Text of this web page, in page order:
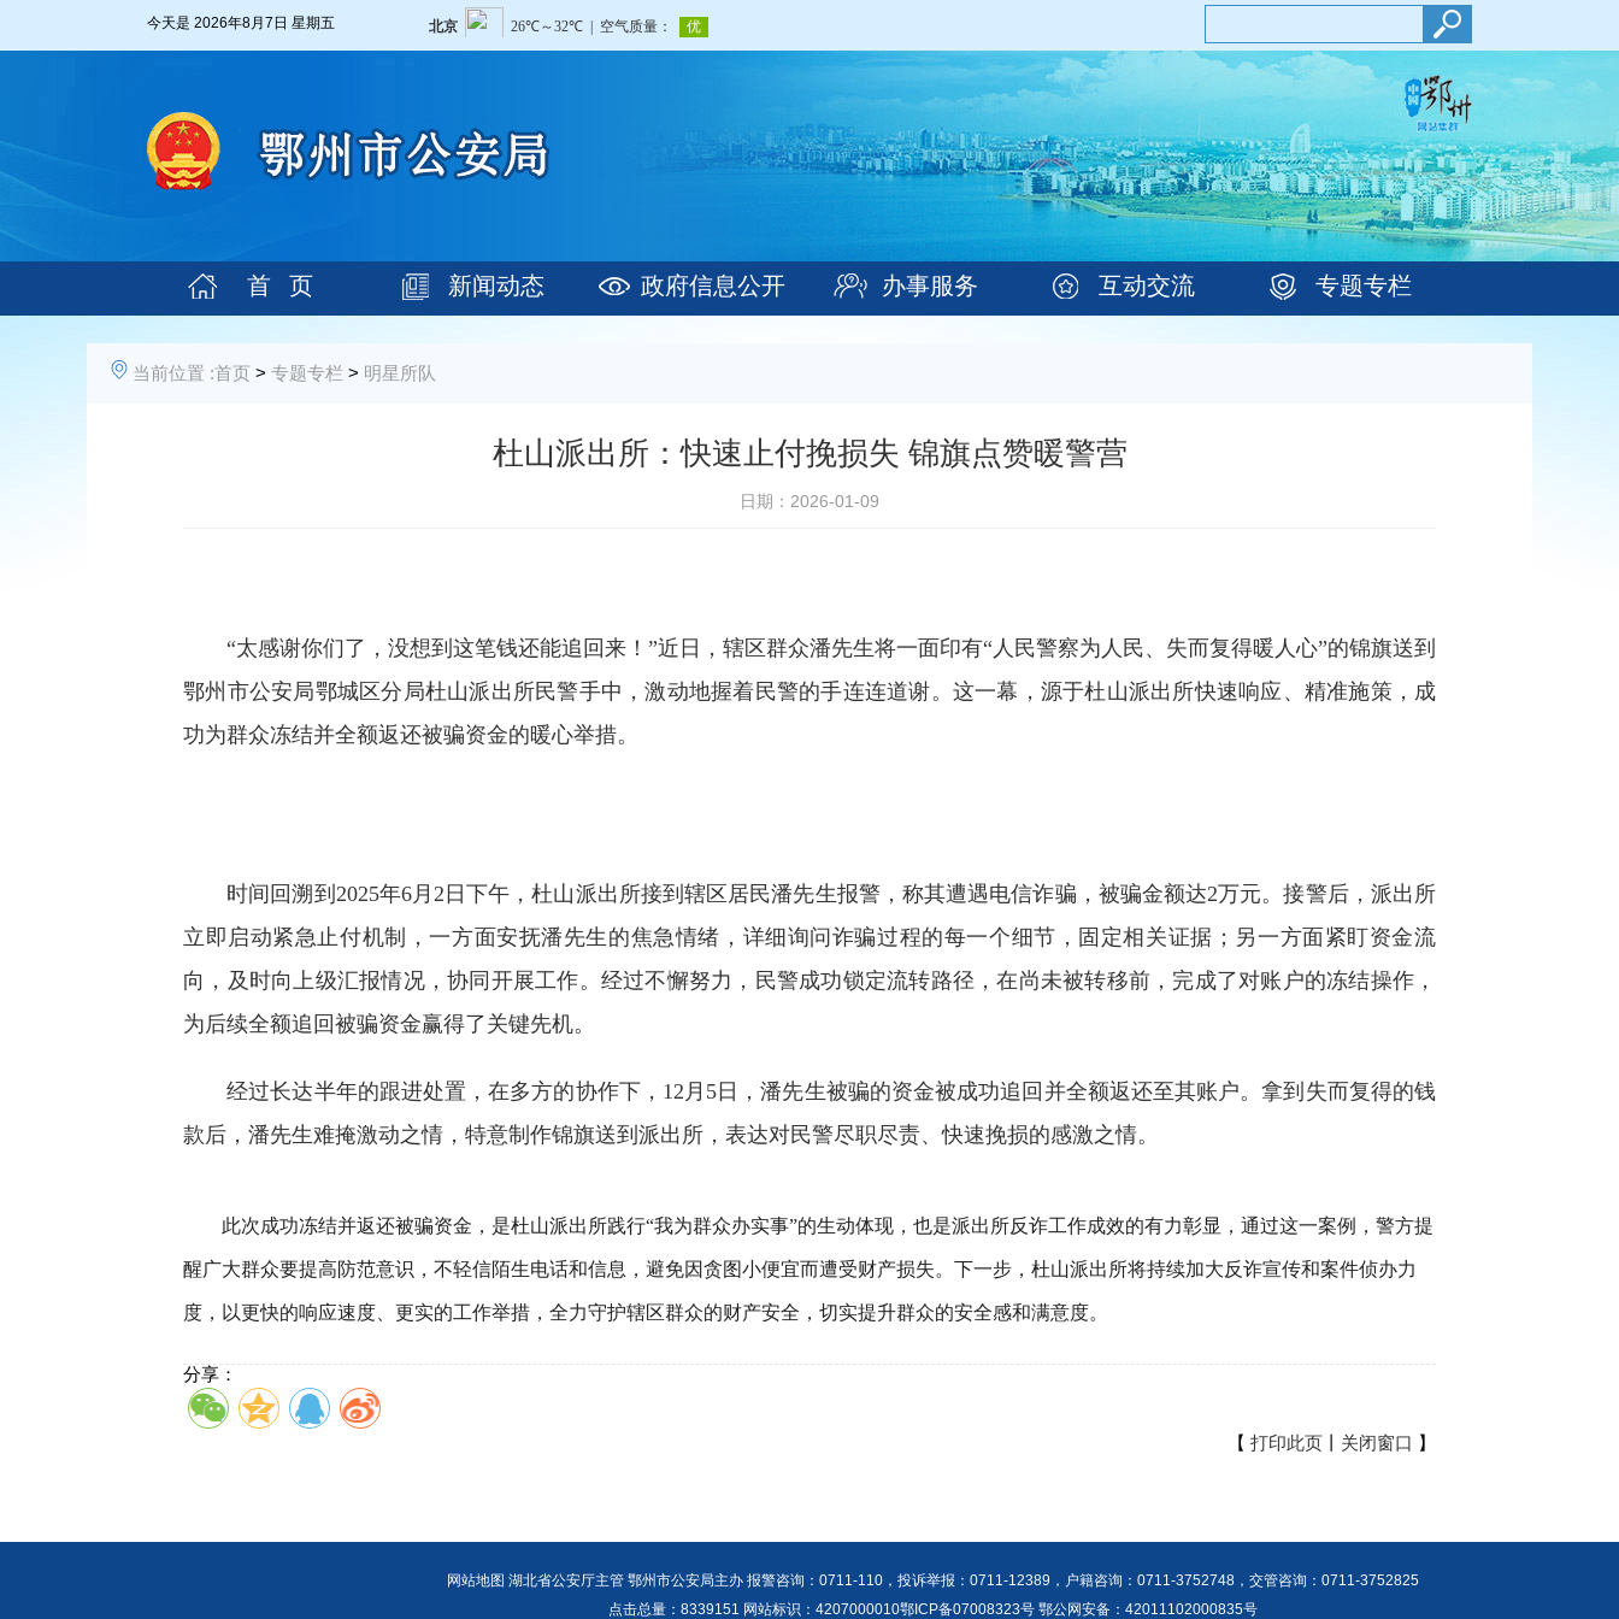
今天是 2026年8月7日 星期五
首 页 新闻动态 政府信息公开 办事服务 互动交流 专题专栏
当前位置 :首页 > 专题专栏 > 明星所队
杜山派出所：快速止付挽损失 锦旗点赞暖警营
日期：2026-01-09
“太感谢你们了，没想到这笔钱还能追回来！”近日，辖区群众潘先生将一面印有“人民警察为人民、失而复得暖人心”的锦旗送到
鄂州市公安局鄂城区分局杜山派出所民警手中，激动地握着民警的手连连道谢。这一幕，源于杜山派出所快速响应、精准施策，成
功为群众冻结并全额返还被骗资金的暖心举措。
时间回溯到2025年6月2日下午，杜山派出所接到辖区居民潘先生报警，称其遭遇电信诈骗，被骗金额达2万元。接警后，派出所
立即启动紧急止付机制，一方面安抚潘先生的焦急情绪，详细询问诈骗过程的每一个细节，固定相关证据；另一方面紧盯资金流
向，及时向上级汇报情况，协同开展工作。经过不懈努力，民警成功锁定流转路径，在尚未被转移前，完成了对账户的冻结操作，
为后续全额追回被骗资金赢得了关键先机。
经过长达半年的跟进处置，在多方的协作下，12月5日，潘先生被骗的资金被成功追回并全额返还至其账户。拿到失而复得的钱
款后，潘先生难掩激动之情，特意制作锦旗送到派出所，表达对民警尽职尽责、快速挽损的感激之情。
此次成功冻结并返还被骗资金，是杜山派出所践行“我为群众办实事”的生动体现，也是派出所反诈工作成效的有力彰显，通过这一案例，警方提
醒广大群众要提高防范意识，不轻信陌生电话和信息，避免因贪图小便宜而遭受财产损失。下一步，杜山派出所将持续加大反诈宣传和案件侦办力
度，以更快的响应速度、更实的工作举措，全力守护辖区群众的财产安全，切实提升群众的安全感和满意度。
分享：
【 打印此页 关闭窗口 】
网站地图 湖北省公安厅主管 鄂州市公安局主办 报警咨询：0711-110，投诉举报：0711-12389，户籍咨询：0711-3752748，交管咨询：0711-3752825
点击总量： 8339151 网站标识：4207000010鄂ICP备07008323号 鄂公网安备：42011102000835号